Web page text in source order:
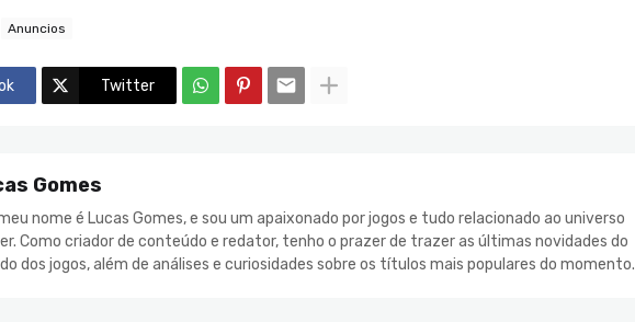
Anuncios
Twitter
Gomes
nome é Lucas Gomes, e sou um apaixonado por jogos e tudo relacionado ao universo
Como criador de conteúdo e redator, tenho o prazer de trazer as últimas novidades do
dos jogos, além de análises e curiosidades sobre os títulos mais populares do momento.